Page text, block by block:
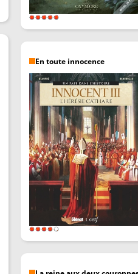
En toute innocence